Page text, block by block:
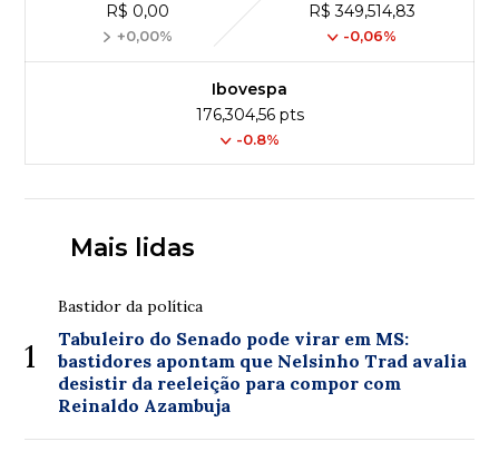
R$ 0,00
+0,00%
R$ 349,514,83
-0,06%
Ibovespa
176,304,56 pts
-0.8%
Mais lidas
1
Bastidor da política
Tabuleiro do Senado pode virar em MS:
bastidores apontam que Nelsinho Trad avalia
desistir da reeleição para compor com
Reinaldo Azambuja